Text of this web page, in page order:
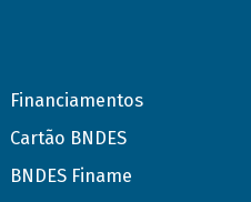
Financiamentos
Cartão BNDES
BNDES Finame